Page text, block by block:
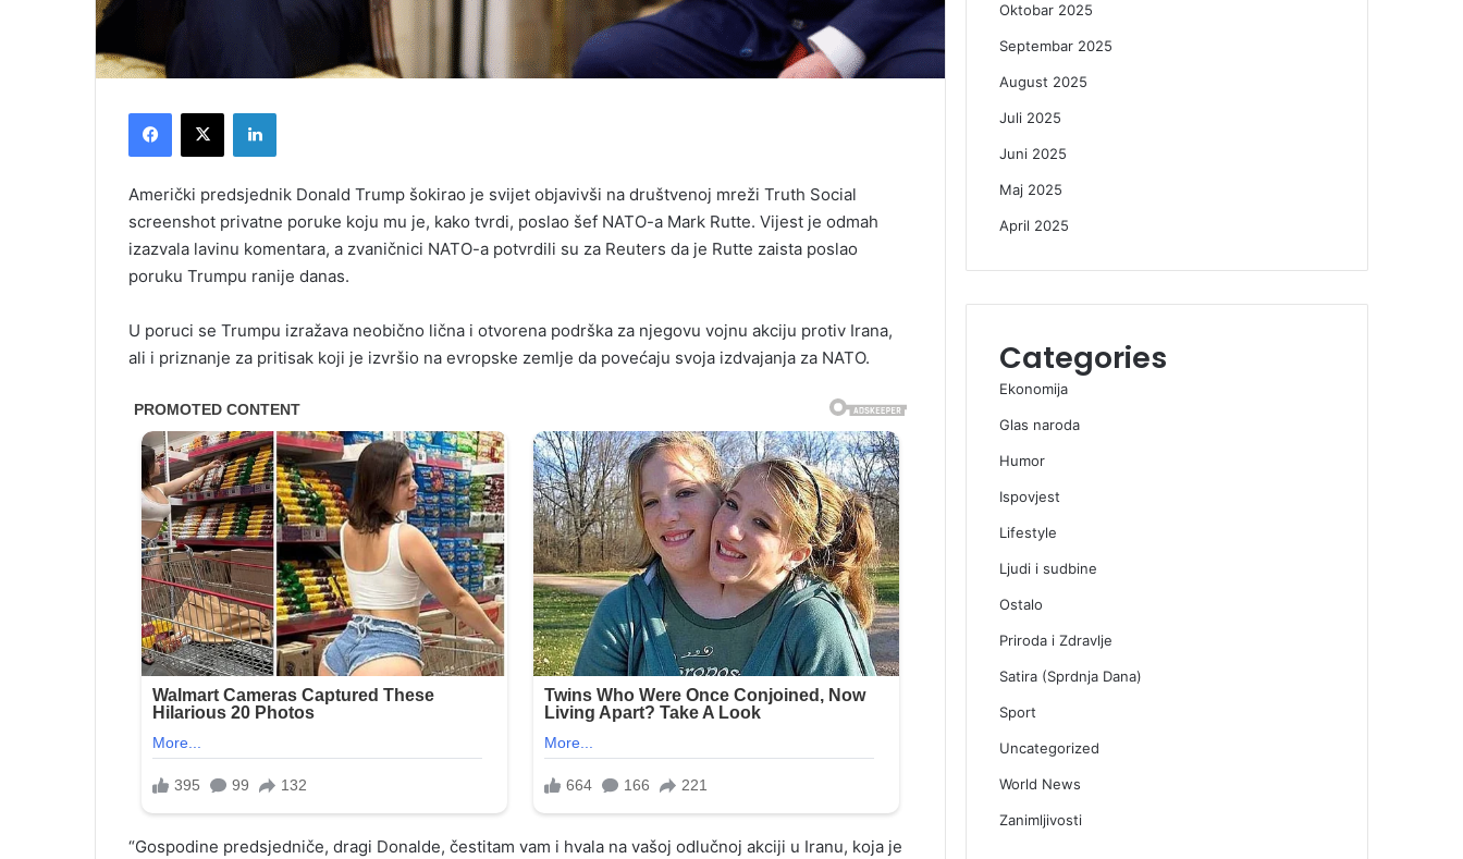
Američki predsjednik Donald Trump šokirao je svijet objavivši na društvenoj mreži Truth Social
screenshot privatne poruke koju mu je, kako tvrdi, poslao šef NATO-a Mark Rutte. Vijest je odmah
izazvala lavinu komentara, a zvaničnici NATO-a potvrdili su za Reuters da je Rutte zaista poslao
poruku Trumpu ranije danas.
U poruci se Trumpu izražava neobično lična i otvorena podrška za njegovu vojnu akciju protiv Irana,
ali i priznanje za pritisak koji je izvršio na evropske zemlje da povećaju svoja izdvajanja za NATO.
“Gospodine predsjedniče, dragi Donalde, čestitam vam i hvala na vašoj odlučnoj akciji u Iranu, koja je
Oktobar 2025
Septembar 2025
August 2025
Juli 2025
Juni 2025
Maj 2025
April 2025
Categories
Ekonomija
Glas naroda
Humor
Ispovjest
Lifestyle
Ljudi i sudbine
Ostalo
Priroda i Zdravlje
Satira (Sprdnja Dana)
Sport
Uncategorized
World News
Zanimljivosti